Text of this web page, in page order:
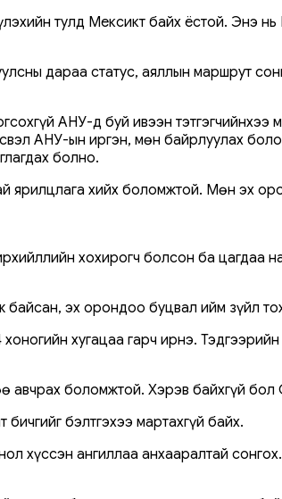
тулд Мексикт байх ёстой. Энэ
дараа статус, аяллын маршрут
АНУ-д буй ивээн
АНУ-ын иргэн, мөн байрлуулах
болно.
ярилцлага хийх боломжтой. Мөн эх
хохирогч болсон ба цагдаа
эх орондоо буцвал ийм зүйл
хугацаа гарч ирнэ.
боломжтой. Хэрэв байхгүй бол
бичгийг бэлтгэхээ мартахгүй байх.
хүссэн ангиллаа анхааралтай